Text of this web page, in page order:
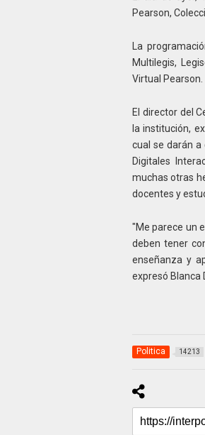
Pearson,
La
Multilegis,
Virtual Pearson.
El director del
la institución,
cual se darán
Digitales
muchas otras
docentes y
"Me parece un
deben tener
enseñanza y
expresó Blanca
Politica 14213